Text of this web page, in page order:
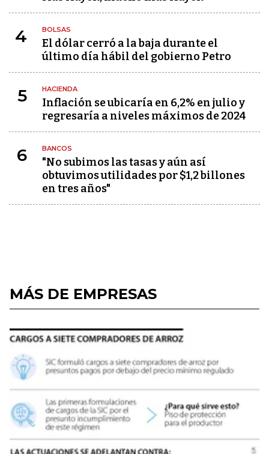
4 BOLSAS
El dólar cerró a la baja durante el
último día hábil del gobierno Petro
5 HACIENDA
Inflación se ubicaría en 6,2% en julio y
regresaría a niveles máximos de 2024
6 BANCOS
"No subimos las tasas y aún así
obtuvimos utilidades por $1,2 billones
en tres años"
MÁS DE EMPRESAS